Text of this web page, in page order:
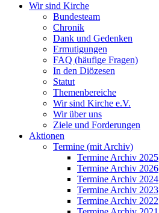
Wir sind Kirche
Bundesteam
Chronik
Dank und Gedenken
Ermutigungen
FAQ (häufige Fragen)
In den Diözesen
Statut
Themenbereiche
Wir sind Kirche e.V.
Wir über uns
Ziele und Forderungen
Aktionen
Termine (mit Archiv)
Termine Archiv 2025
Termine Archiv 2026
Termine Archiv 2024
Termine Archiv 2023
Termine Archiv 2022